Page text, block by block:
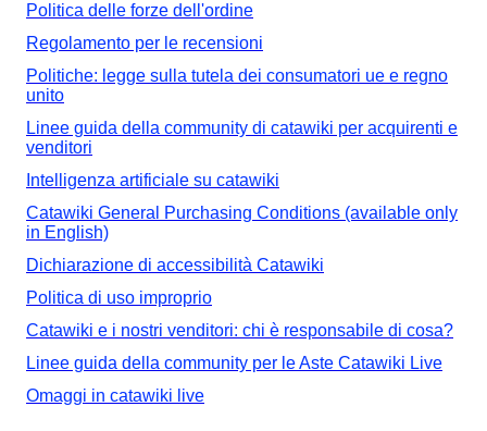
Politica delle forze dell'ordine
Regolamento per le recensioni
Politiche: legge sulla tutela dei consumatori ue e regno
unito
Linee guida della community di catawiki per acquirenti e
venditori
Intelligenza artificiale su catawiki
Catawiki General Purchasing Conditions (available only
in English)
Dichiarazione di accessibilità Catawiki
Politica di uso improprio
Catawiki e i nostri venditori: chi è responsabile di cosa?
Linee guida della community per le Aste Catawiki Live
Omaggi in catawiki live